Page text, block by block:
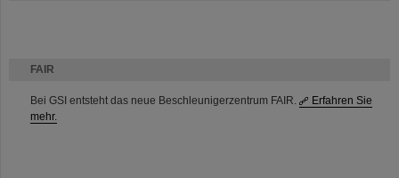
FAIR
Bei GSI entsteht das neue Beschleunigerzentrum FAIR.
Erfahren Sie
mehr.